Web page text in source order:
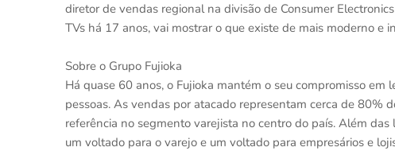
diretor de vendas regional na divisão de Consumer
TVs há 17 anos, vai mostrar o que existe de mais moderno e
Sobre o Grupo Fujioka
Há quase 60 anos, o Fujioka mantém o seu compromisso
pessoas. As vendas por atacado representam cerca de 80%
referência no segmento varejista no centro do país. Além
um voltado para o varejo e um voltado para empresários e